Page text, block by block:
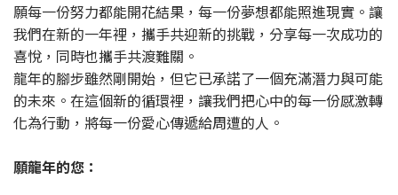
願每一份努力都能開花結果，每一份夢想都能照進現實。讓
我們在新的一年裡，攜手共迎新的挑戰，分享每一次成功的
喜悅，同時也攜手共渡難關。
龍年的腳步雖然剛開始，但它已承諾了一個充滿潛力與可能
的未來。在這個新的循環裡，讓我們把心中的每一份感激轉
化為行動，將每一份愛心傳遞給周遭的人。
願龍年的您：